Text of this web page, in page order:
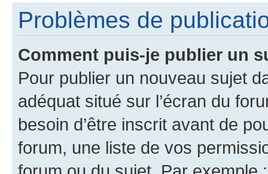
Problèmes de
Comment puis-je publier un
Pour publier un nouveau sujet
adéquat situé sur l’écran du
besoin d’être inscrit avant de
forum, une liste de vos